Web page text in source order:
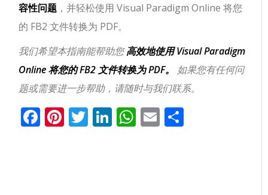
容性问题 ，并轻松使用 Visual Paradigm Online 将您
的 FB2 文件转换为 PDF。
我们希望本指南能帮助您高效地使用 Visual Paradigm
Online 将您的 FB2 文件转换为 PDF。
如果您有任何问
题或需要进一步帮助，请随时与我们联系。
Facebook
Pinterest
Twitter
LinkedIn
WhatsApp
Email